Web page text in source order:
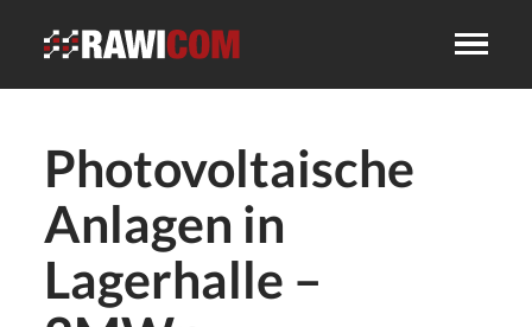
Photovoltaische
Anlagen in
Lagerhalle –